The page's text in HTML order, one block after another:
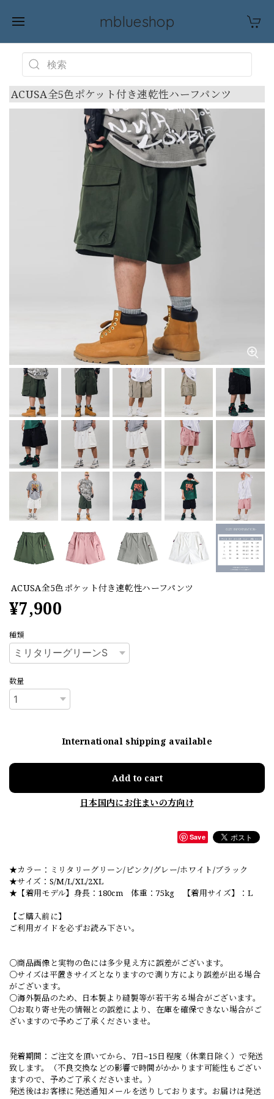
mblueshop
ACUSA全5色ポケット付き速乾性ハーフパンツ
ACUSA全5色ポケット付き速乾性ハーフパンツ
¥7,900
種類
数量
International shipping available
Add to cart
日本国内にお住まいの方向け
Save
★カラー：ミリタリーグリーン/ピンク/グレー/ホワイト/ブラック
★サイズ：S/M/L/XL/2XL
★【着用モデル】身長：180cm 体重：75kg 【着用サイズ】：L
【ご購入前に】
ご利用ガイドを必ずお読み下さい。
○商品画像と実物の色には多少見え方に誤差がございます。
○サイズは平置きサイズとなりますので測り方により誤差が出る場合
がございます。
○海外製品のため、日本製より縫製等が若干劣る場合がございます。
○お取り寄せ先の情報との誤差により、在庫を確保できない場合がご
ざいますので予めご了承くださいませ。
発着期間：ご注文を頂いてから、7日~15日程度（休業日除く）で発送
致します。（不良交換などの影響で時間がかかります可能性もござい
ますので、予めご了承くださいませ。）
発送後はお客様に発送通知メールを送りしております。お届けは発送